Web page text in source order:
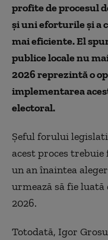
profite de procesul
şi uni eforturile şi a
mai eficiente. El
publice locale nu
2026 reprezintă o
implementarea
electoral.
Şeful forului
acest proces
un an înaintea
urmează să fie
2026.
Totodată, Igor